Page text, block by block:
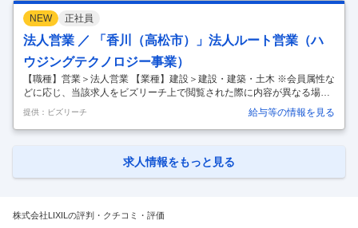
は、グローバルに展開するLIXILブランドのデザイン戦略を担っていま
す。 ・生活者視点に立ち、革新的な技術と創造性を融合させ、世界中の
人々の生活を豊かにする、魅力的な製品を生み出すことを目指していま
す。 ・多様性と個性を尊重し、自由な発想を奨励するオープンな雰囲気
です…
NEW 正社員
法人営業 ／ 「香川（高松市）」法人ルート営業（ハ
ウジングテクノロジー事業）
【職種】営業＞法人営業 【業種】建設＞建設・建築・土木 ※会員属性な
どに応じ、当該求人をビズリーチ上で閲覧された際に内容が異なる場合
があります 「世界中の誰もが願う、豊かで快適な住まいの実現」 LIXIL
は日本のものづくりの伝統を礎に、世界をリードする技術やイノベーシ
ョンで、日々の暮らしの課題を解決する高品質な製品をグローバルに提
募集します。 ■職務概要 当社の営業職として、窓や玄関ドア、エクステ
提供：ビズリーチ 給与等の情報を見る
求人情報をもっと見る
株式会社LIXILの評判・クチコミ・評価